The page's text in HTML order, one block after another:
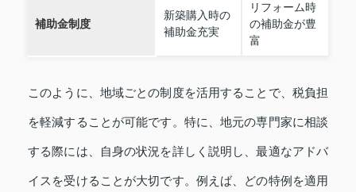
補助金制度
新築購入時の
補助金充実
リフォーム時
の補助金が豊
富
このように、地域ごとの制度を活用することで、税負担
を軽減することが可能です。特に、地元の専門家に相談
する際には、自身の状況を詳しく説明し、最適なアドバ
イスを受けることが大切です。例えば、どの特例を適用